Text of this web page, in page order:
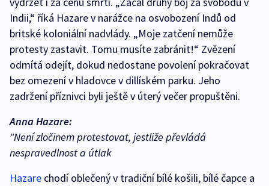
Indii,“ říká Hazare v narážce na osvobození Indů od
britské koloniální nadvlády. „Moje zatčení nemůže
protesty zastavit. Tomu musíte zabránit!“ Zvězení
odmítá odejít, dokud nedostane povolení pokračovat
bez omezení v hladovce v dillíském parku. Jeho
zadržení příznivci byli ještě v úterý večer propuštěni.
Anna Hazare:
"Není zločinem protestovat, jestliže převládá
nespravedlnost a útlak
Hazare chodí oblečený v tradiční bílé košili, bílé čapce a